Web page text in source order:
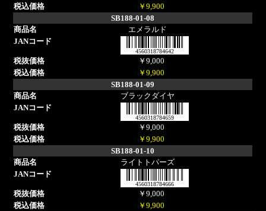
￥9,900
SB188-01-08
エメラルド
4560318784642
￥9,000
￥9,900
SB188-01-09
ブラックダイヤ
4560318784659
￥9,000
￥9,900
SB188-01-10
ライトトパーズ
4560318784666
￥9,000
￥9,900